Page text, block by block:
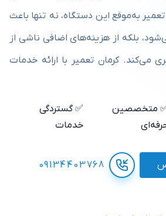
به‌موقع این دستگاه، نه تنها باعث
بلکه از هزینه‌های اضافی ناشی از
می‌کند. کرمان تعمیر با ارائه خدمات
متخصصین
✅ گستردگی
خدمات
09134403768